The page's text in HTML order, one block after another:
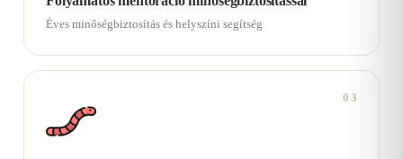
Éves minőségbiztosítás és helyszíni segítség
03